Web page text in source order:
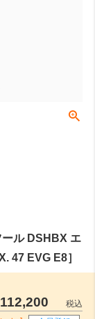
ル DSHBX エ
47 EVG E8］
112,200
税込